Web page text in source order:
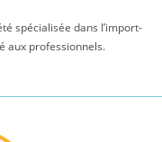
spécialisée dans l’import-
aux professionnels.